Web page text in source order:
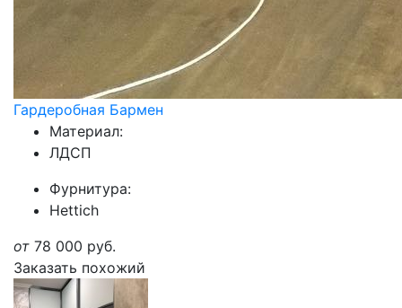
Гардеробная Бармен
Материал:
ЛДСП
Фурнитура:
Hettich
от 78 000 руб.
Заказать похожий